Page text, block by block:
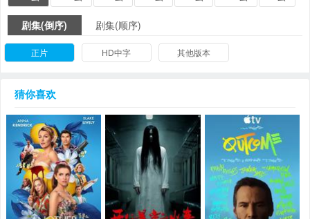
剧集(倒序) 剧集(顺序)
正片 HD中字 其他版本
猜你喜欢